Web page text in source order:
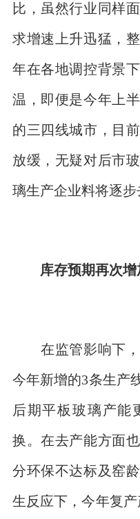
比，虽然行业同样
求增速上升迅猛，
年在各地调控背景
温，即便是今年上
的三四线城市，目
放缓，无疑对后市
璃生产企业料将逐步
库存预期再次增
在监管影响下，
今年新增的3条生产
后期平板玻璃产能
换。在去产能方面
分环保不达标及窑
生反应下，今年复